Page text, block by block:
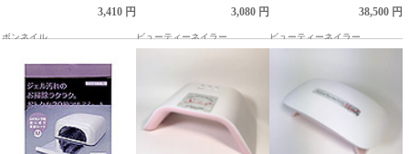
3,410 円
ボンネイル
3,080 円
ビューティーネイラー
38,500 円
ビューティーネイラー